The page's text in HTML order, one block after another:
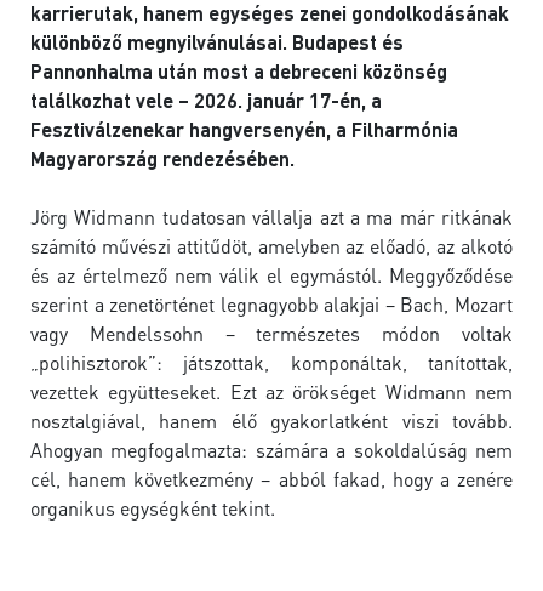
karrierutak, hanem egységes zenei gondolkodásának
különböző megnyilvánulásai. Budapest és
Pannonhalma után most a debreceni közönség
találkozhat vele – 2026. január 17-én, a
Fesztiválzenekar hangversenyén, a Filharmónia
Magyarország rendezésében.
Jörg Widmann tudatosan vállalja azt a ma már ritkának
számító művészi attitűdöt, amelyben az előadó, az alkotó
és az értelmező nem válik el egymástól. Meggyőződése
szerint a zenetörténet legnagyobb alakjai – Bach, Mozart
vagy Mendelssohn – természetes módon voltak
„polihisztorok”: játszottak, komponáltak, tanítottak,
vezettek együtteseket. Ezt az örökséget Widmann nem
nosztalgiával, hanem élő gyakorlatként viszi tovább.
Ahogyan megfogalmazta: számára a sokoldalúság nem
cél, hanem következmény – abból fakad, hogy a zenére
organikus egységként tekint.